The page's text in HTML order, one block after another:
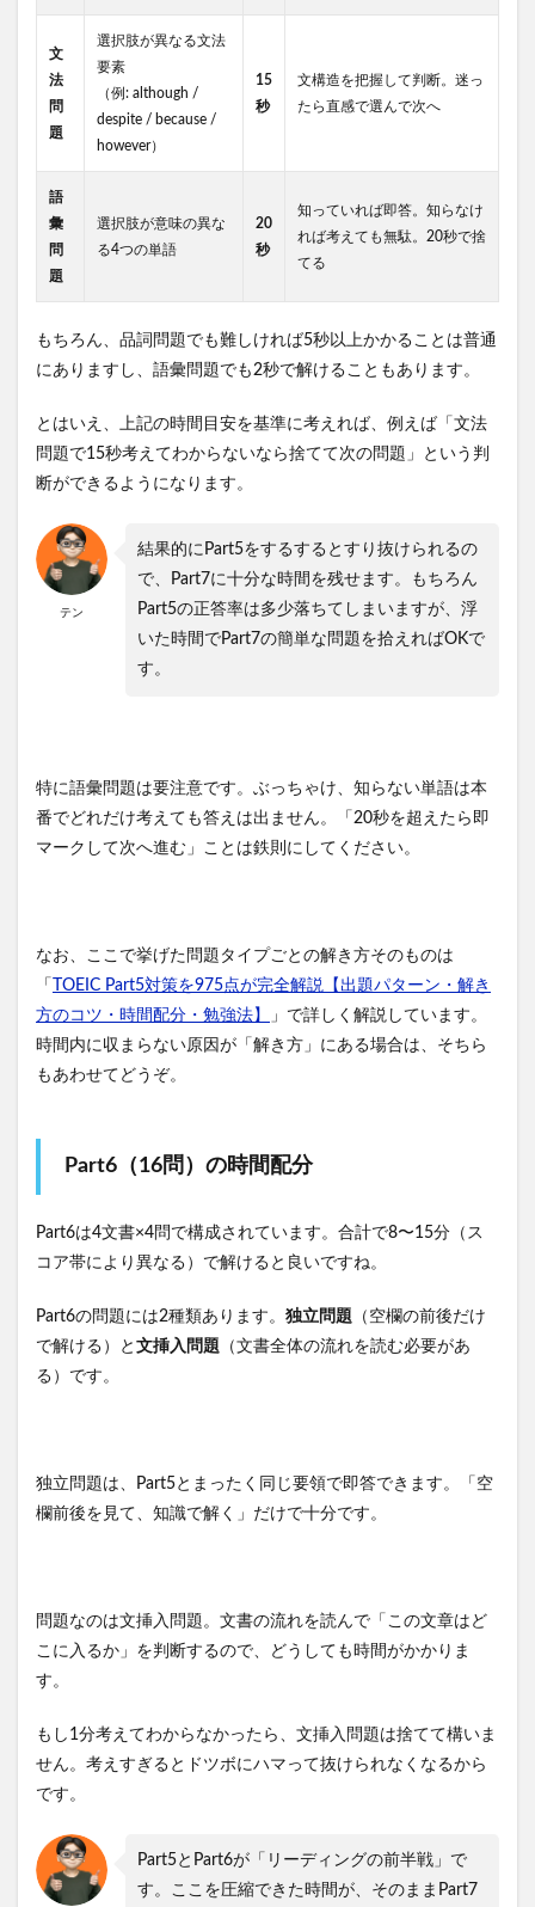
文
法
問
題
選択肢が異なる文法
要素
（例: although /
despite / because /
however）
15
秒
文構造を把握して判断。迷っ
たら直感で選んで次へ
語
彙
問
題
選択肢が意味の異な
る4つの単語
20
秒
知っていれば即答。知らなけ
れば考えても無駄。20秒で捨
てる
もちろん、品詞問題でも難しければ5秒以上かかることは普通
にありますし、語彙問題でも2秒で解けることもあります。
とはいえ、上記の時間目安を基準に考えれば、例えば「文法
問題で15秒考えてわからないなら捨てて次の問題」という判
断ができるようになります。
テン
結果的にPart5をするするとすり抜けられるの
で、Part7に十分な時間を残せます。もちろん
Part5の正答率は多少落ちてしまいますが、浮
いた時間でPart7の簡単な問題を拾えればOKで
す。
特に語彙問題は要注意です。ぶっちゃけ、知らない単語は本
番でどれだけ考えても答えは出ません。「20秒を超えたら即
マークして次へ進む」ことは鉄則にしてください。
なお、ここで挙げた問題タイプごとの解き方そのものは
「
TOEIC Part5対策を975点が完全解説【出題パターン・解き
方のコツ・時間配分・勉強法】
」で詳しく解説しています。
時間内に収まらない原因が「解き方」にある場合は、そちら
もあわせてどうぞ。
Part6（16問）の時間配分
Part6は4文書×4問で構成されています。合計で8〜15分（ス
コア帯により異なる）で解けると良いですね。
Part6の問題には2種類あります。 独立問題 （空欄の前後だけ
で解ける）と 文挿入問題 （文書全体の流れを読む必要があ
る）です。
独立問題は、Part5とまったく同じ要領で即答できます。「空
欄前後を見て、知識で解く」だけで十分です。
問題なのは文挿入問題。文書の流れを読んで「この文章はど
こに入るか」を判断するので、どうしても時間がかかりま
す。
もし1分考えてわからなかったら、文挿入問題は捨てて構いま
せん。考えすぎるとドツボにハマって抜けられなくなるから
です。
Part5とPart6が「リーディングの前半戦」で
す。ここを圧縮できた時間が、そのままPart7